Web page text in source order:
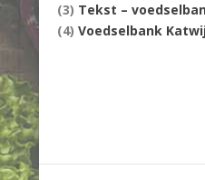
(3) Tekst –
(4) Voedselbank